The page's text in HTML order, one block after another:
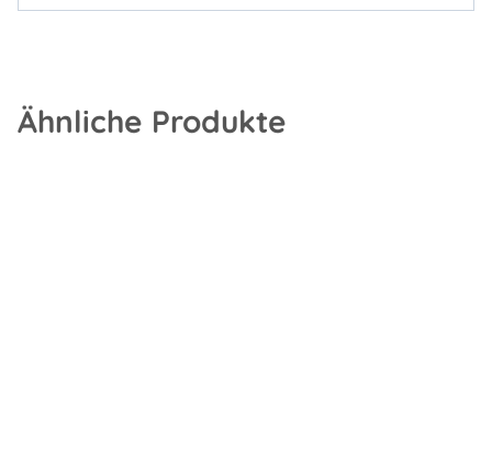
Ähnliche Produkte